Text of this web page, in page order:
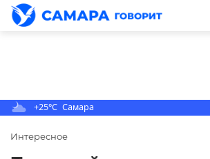
+25°C Самара
Интересное